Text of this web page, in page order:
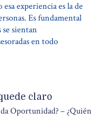
experiencia es la de
Es fundamental
se sientan
en todo
claro
Oportunidad?–¿Quién